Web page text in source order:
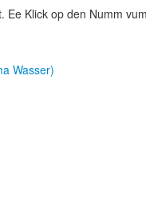
Klick op den Numm
Wasser)